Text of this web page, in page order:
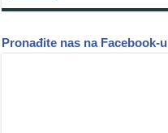
Pronađite nas na Facebook-u